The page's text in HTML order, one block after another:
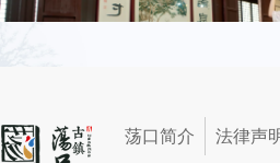
The Historic Town
荡口简介 法律声